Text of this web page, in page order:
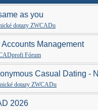
as you
dotazy ZWCADu
Management
Fórum
Casual Dating -
dotazy ZWCADu
2026